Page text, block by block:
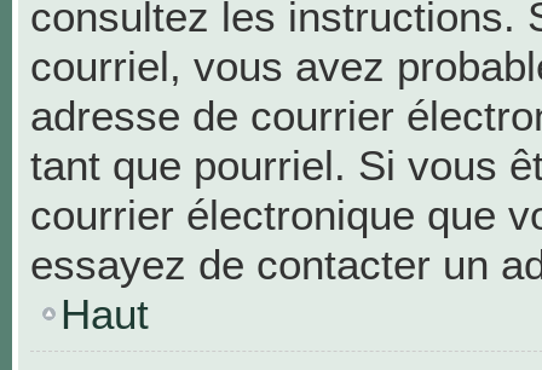
consultez les instructions.
courriel, vous avez
adresse de courrier
tant que pourriel. Si vous
courrier électronique que
essayez de contacter un
Haut